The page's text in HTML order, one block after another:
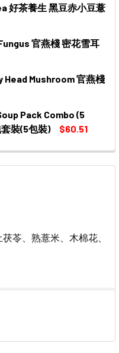
好茶養生 黑豆赤小豆薏
COIX SEED BEANS TEA
OF HOCHA COIX SEED
官燕棧 密花雪耳
BIRD'S NEST WHITE
OF IMPERIAL BIRD'S
Mushroom 官燕棧
BIRD'S NEST MONKEY
OF IMPERIAL BIRD'S
Pack Combo (5
裝(5包裝)
$60.51
BIRD'S NEST ROYAL
OF IMPERIAL BIRD'S
苓、熟薏米、木棉花、